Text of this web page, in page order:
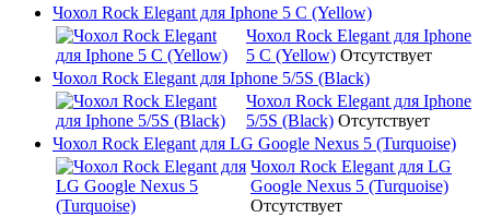
Чохол Rock Elegant для Iphone 5 C (Yellow)
Чохол Rock Elegant для Iphone
5 C (Yellow) Отсутствует
Чохол Rock Elegant для Iphone 5/5S (Black)
Чохол Rock Elegant для Iphone
5/5S (Black) Отсутствует
Чохол Rock Elegant для LG Google Nexus 5 (Turquoise)
Чохол Rock Elegant для LG
Google Nexus 5 (Turquoise)
Отсутствует